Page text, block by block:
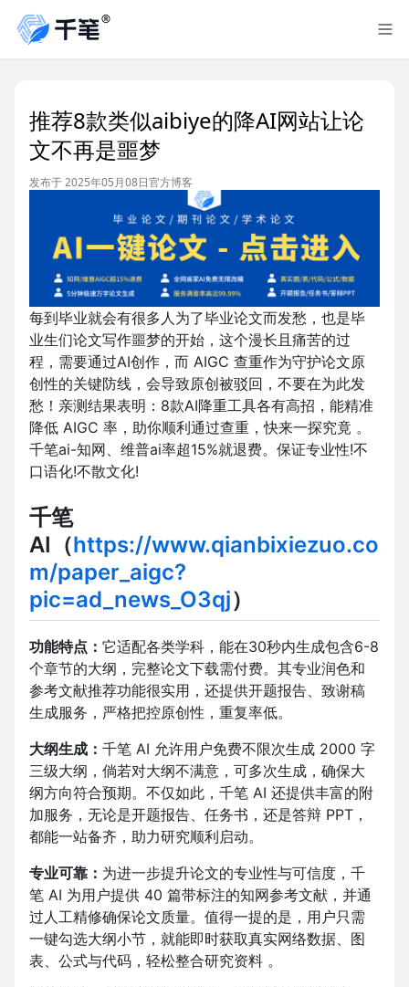
推荐8款类似aibiye的降AI网站让论
文不再是噩梦
发布于 2025年05月08日官方博客
每到毕业就会有很多人为了毕业论文而发愁，也是毕
业生们论文写作噩梦的开始，这个漫长且痛苦的过
程，需要通过AI创作，而 AIGC 查重作为守护论文原
创性的关键防线，会导致原创被驳回，不要在为此发
愁！亲测结果表明：8款AI降重工具各有高招，能精准
降低 AIGC 率，助你顺利通过查重，快来一探究竟 。
千笔ai-知网、维普ai率超15%就退费。保证专业性!不
口语化!不散文化!
千笔
AI（https://www.qianbixiezuo.co
m/paper_aigc?
pic=ad_news_O3qj）
功能特点： 它适配各类学科，能在30秒内生成包含6-8
个章节的大纲，完整论文下载需付费。其专业润色和
参考文献推荐功能很实用，还提供开题报告、致谢稿
生成服务，严格把控原创性，重复率低。​
大纲生成： 千笔 AI 允许用户免费不限次生成 2000 字
三级大纲，倘若对大纲不满意，可多次生成，确保大
纲方向符合预期。不仅如此，千笔 AI 还提供丰富的附
加服务，无论是开题报告、任务书，还是答辩 PPT，
都能一站备齐，助力研究顺利启动。​
专业可靠： 为进一步提升论文的专业性与可信度，千
笔 AI 为用户提供 40 篇带标注的知网参考文献，并通
过人工精修确保论文质量。值得一提的是，用户只需
一键勾选大纲小节，就能即时获取真实网络数据、图
表、公式与代码，轻松整合研究资料 。​